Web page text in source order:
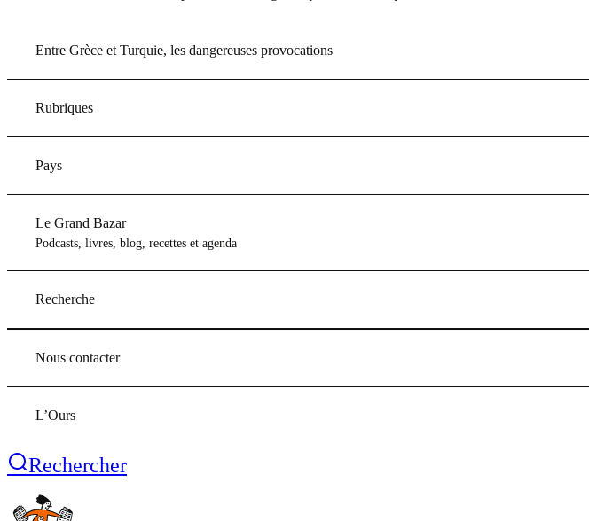
Entre Grèce et Turquie, les dangereuses provocations
Rubriques
Pays
Le Grand Bazar
Podcasts, livres, blog, recettes et agenda
Recherche
Nous contacter
L’Ours
Rechercher